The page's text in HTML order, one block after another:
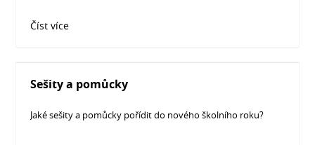
Číst více
Sešity a pomůcky
Jaké sešity a pomůcky pořídit do nového školního roku?